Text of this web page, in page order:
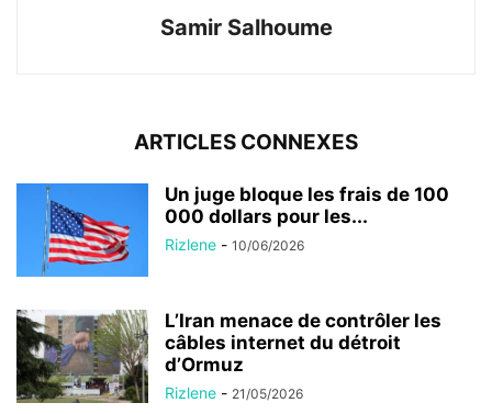
Samir Salhoume
ARTICLES CONNEXES
Un juge bloque les frais de 100
000 dollars pour les...
Rizlene - 10/06/2026
L’Iran menace de contrôler les
câbles internet du détroit
d’Ormuz
Rizlene - 21/05/2026